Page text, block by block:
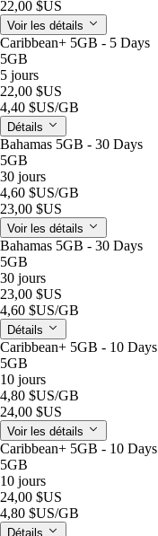
22,00 $US
Voir les détails
Caribbean+ 5GB - 5 Days
5GB
5 jours
22,00 $US
4,40 $US/GB
Détails
Bahamas 5GB - 30 Days
5GB
30 jours
4,60 $US/GB
23,00 $US
Voir les détails
Bahamas 5GB - 30 Days
5GB
30 jours
23,00 $US
4,60 $US/GB
Détails
Caribbean+ 5GB - 10 Days
5GB
10 jours
4,80 $US/GB
24,00 $US
Voir les détails
Caribbean+ 5GB - 10 Days
5GB
10 jours
24,00 $US
4,80 $US/GB
Détails